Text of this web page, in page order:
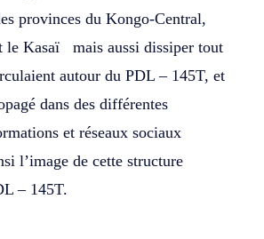
provinces du Kongo-Central,
Kasaï mais aussi dissiper tout
autour du PDL – 145T, et
dans des différentes
et réseaux sociaux
l’image de cette structure
– 145T.